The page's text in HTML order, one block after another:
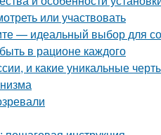
или участвовать
— идеальный выбор для
в рационе каждого
и какие уникальные